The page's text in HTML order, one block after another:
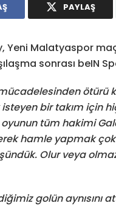
PAYLAŞ
Malatyaspor
sonrası beIN
mücadelesinden
bir takım için
tüm hakimi
hamle yapmak
Olur veya
golün aynısını